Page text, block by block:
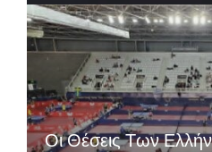
Οι Θέσεις Των